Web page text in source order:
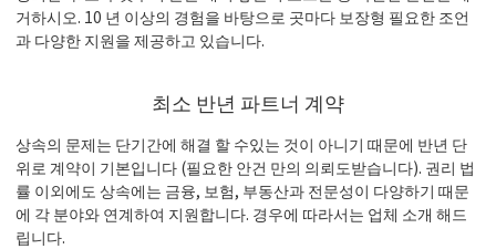
거하시오. 10 년 이상의 경험을 바탕으로 곳마다 보장형 필요한 조언
과 다양한 지원을 제공하고 있습니다.
최소 반년 파트너 계약
상속의 문제는 단기간에 해결 할 수있는 것이 아니기 때문에 반년 단
위로 계약이 기본입니다 (필요한 안건 만의 의뢰도받습니다). 권리 법
률 이외에도 상속에는 금융, 보험, 부동산과 전문성이 다양하기 때문
에 각 분야와 연계하여 지원합니다. 경우에 따라서는 업체 소개 해드
립니다.